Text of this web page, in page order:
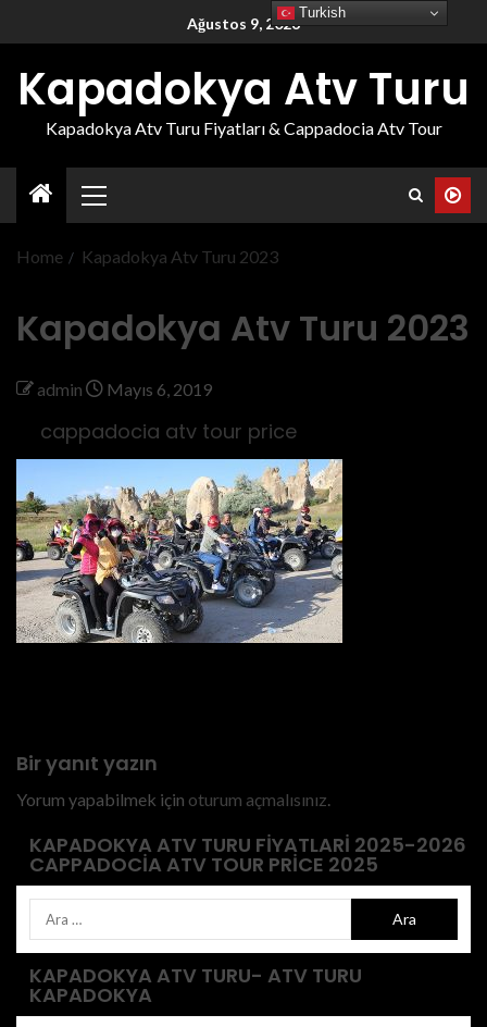
Ağustos 9, 2026
Kapadokya Atv Turu
Kapadokya Atv Turu Fiyatları & Cappadocia Atv Tour
Home Kapadokya Atv Turu 2023
Kapadokya Atv Turu 2023
admin Mayıs 6, 2019
cappadocia atv tour price
Bir yanıt yazın
Yorum yapabilmek için oturum açmalısınız.
KAPADOKYA ATV TURU FIYATLARI 2025-2026
CAPPADOCIA ATV TOUR PRICE 2025
KAPADOKYA ATV TURU- ATV TURU
KAPADOKYA
Turkish